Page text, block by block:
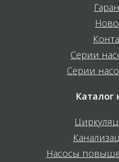
Серии
Серии
Каталог
Насосы